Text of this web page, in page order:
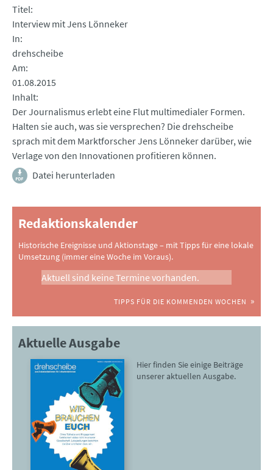
Titel
Interview mit Jens Lönneker
In
drehscheibe
Am
01.08.2015
Inhalt
Der Journalismus erlebt eine Flut multimedialer Formen.
Halten sie auch, was sie versprechen? Die drehscheibe
sprach mit dem Marktforscher Jens Lönneker darüber, wie
Verlage von den Innovationen profitieren können.
Datei herunterladen
Redaktionskalender
Historische Ereignisse und Aktionstage – mit Tipps für eine lokale
Umsetzung (immer eine Woche im Voraus).
Aktuell sind keine Termine vorhanden.
TIPPS FÜR DIE KOMMENDEN WOCHEN
Aktuelle Ausgabe
Hier finden Sie einige Beiträge
unserer aktuellen Ausgabe.